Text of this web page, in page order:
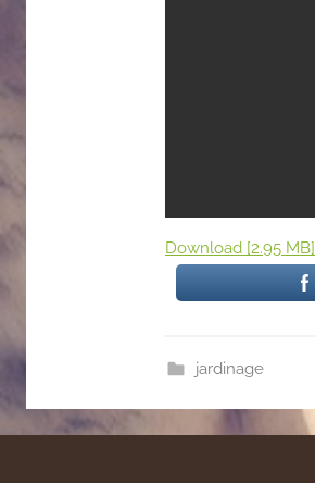
Download [2.95 MB]
jardinage